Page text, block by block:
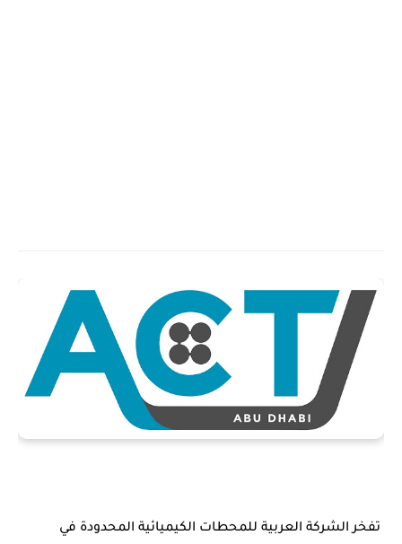
تفخر الشركة العربية للمحطات الكيميائية المحدودة في